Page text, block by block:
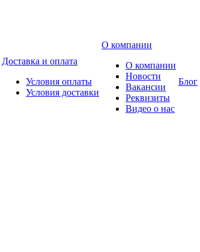
Доставка и оплата
Условия оплаты
Условия доставки
О компании
О компании
Новости
Вакансии
Реквизиты
Видео о нас
Блог